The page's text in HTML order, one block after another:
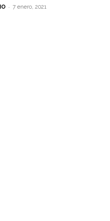
- 7 enero, 2021